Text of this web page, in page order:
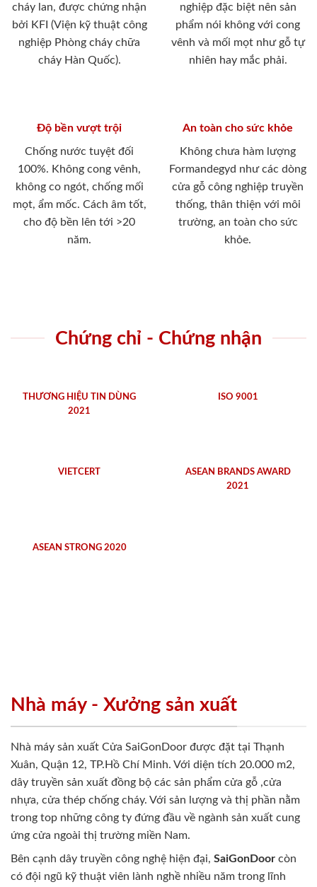
cháy lan, được chứng nhận
bởi KFI (Viện kỹ thuật công
nghiệp Phòng cháy chữa
cháy Hàn Quốc).
nghiệp đặc biệt nên sản
phẩm nói không với cong
vênh và mối mọt như gỗ tự
nhiên hay mắc phải.
Độ bền vượt trội
Chống nước tuyệt đối
100%. Không cong vênh,
không co ngót, chống mối
mọt, ẩm mốc. Cách âm tốt,
cho độ bền lên tới >20
năm.
An toàn cho sức khỏe
Không chưa hàm lượng
Formandegyd như các dòng
cửa gỗ công nghiệp truyền
thống, thân thiện với môi
trường, an toàn cho sức
khỏe.
Chứng chỉ - Chứng nhận
THƯƠNG HIỆU TIN DÙNG
2021
ISO 9001
VIETCERT
ASEAN BRANDS AWARD
2021
ASEAN STRONG 2020
Nhà máy - Xưởng sản xuất
Nhà máy sản xuất Cửa SaiGonDoor được đặt tại Thạnh
Xuân, Quận 12, TP.Hồ Chí Minh. Với diện tích 20.000 m2,
dây truyền sản xuất đồng bộ các sản phẩm cửa gỗ ,cửa
nhựa, cửa thép chống cháy. Với sản lượng và thị phần nằm
trong top những công ty đứng đầu về ngành sản xuất cung
ứng cửa ngoài thị trường miền Nam.
Bên cạnh dây truyền công nghệ hiện đại, SaiGonDoor còn
có đội ngũ kỹ thuật viên lành nghề nhiều năm trong lĩnh